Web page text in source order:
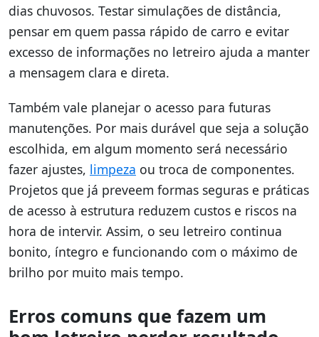
dias chuvosos. Testar simulações de distância,
pensar em quem passa rápido de carro e evitar
excesso de informações no letreiro ajuda a manter
a mensagem clara e direta.
Também vale planejar o acesso para futuras
manutenções. Por mais durável que seja a solução
escolhida, em algum momento será necessário
fazer ajustes, limpeza ou troca de componentes.
Projetos que já preveem formas seguras e práticas
de acesso à estrutura reduzem custos e riscos na
hora de intervir. Assim, o seu letreiro continua
bonito, íntegro e funcionando com o máximo de
brilho por muito mais tempo.
Erros comuns que fazem um